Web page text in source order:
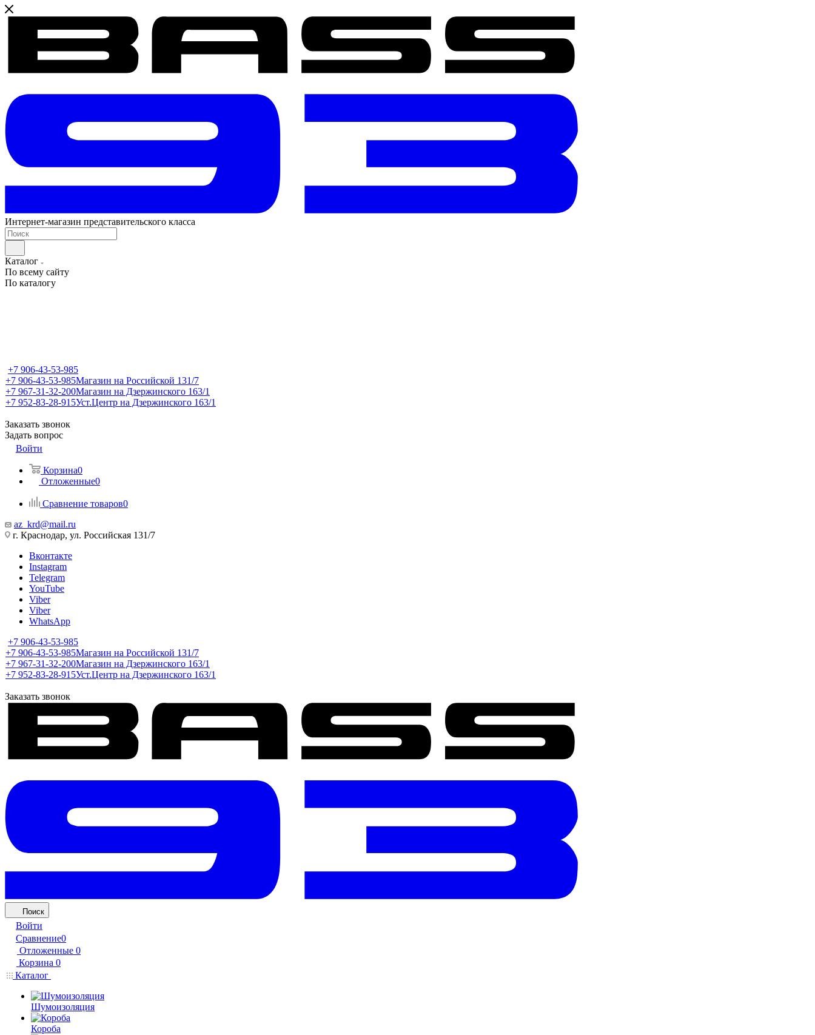
Интернет-магазин представительского класса
Каталог
По всему сайту
По каталогу
+7 906-43-53-985
+7 906-43-53-985Магазин на Российской 131/7
+7 967-31-32-200Магазин на Дзержинского 163/1
+7 952-83-28-915Уст.Центр на Дзержинского 163/1
Заказать звонок
Задать вопрос
Войти
Корзина0
Отложенные0
Сравнение товаров0
az_krd@mail.ru
г. Краснодар, ул. Российская 131/7
Вконтакте
Instagram
Telegram
YouTube
Viber
Viber
WhatsApp
+7 906-43-53-985
+7 906-43-53-985Магазин на Российской 131/7
+7 967-31-32-200Магазин на Дзержинского 163/1
+7 952-83-28-915Уст.Центр на Дзержинского 163/1
Заказать звонок
Поиск
Войти
Сравнение0
Отложенные 0
Корзина 0
Каталог
Шумоизоляция
Короба